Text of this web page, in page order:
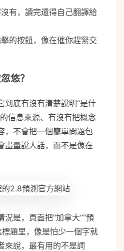
有，讀完還得自己翻譯給
的按鈕，像在催你趕緊交
悠？
到底有沒有清楚說明“是什
信息來源、有沒有把概念
，不會把一個簡單問題包
盡量說人話，而不是像在
是，頁面把“加拿大”“預
標題里，像是怕少一個字就
來說，最有用的不是詞